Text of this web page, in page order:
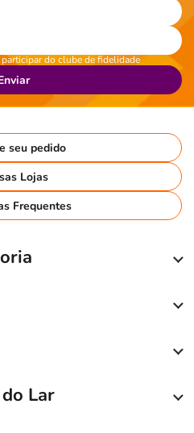
do clube de fidelidade
seu pedido
Lojas
Frequentes
Lar